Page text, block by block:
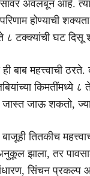
अवलंबून आहे.
होण्याची
८ टक्क्यांची घट
ही बाब महत्त्वाची
किमतींमध्ये
जास्त जाऊ शकतो,
तितकीच
झाला, तर
सिंचन प्रकल्प